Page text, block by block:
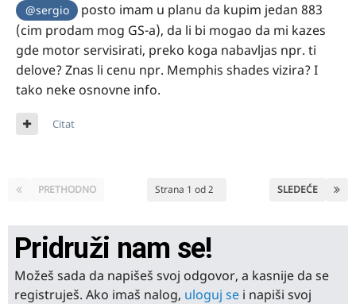
@sergio
posto imam u planu da kupim jedan 883
(cim prodam mog GS-a), da li bi mogao da mi kazes
gde motor servisirati, preko koga nabavljas npr. ti
delove? Znas li cenu npr. Memphis shades vizira? I
tako neke osnovne info.
Citat
PRETHODNO SLEDEĆE
Strana 1 od 2
Pridruži nam se!
Možeš sada da napišeš svoj odgovor, a kasnije da se
registruješ. Ako imaš nalog, uloguj se i napiši svoj